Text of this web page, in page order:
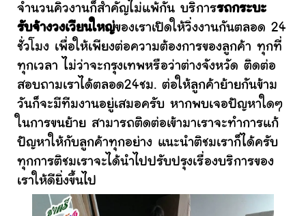
จำนวนคิวงานก็สำคัญไม่แพ้กัน บริการรถกระบะ
รับจ้างวงเวียนใหญ่ของเราเปิดให้วิ่งงานกันตลอด 24
ชั่วโมง เพื่อให้เพียงต่อความต้องการของลูกค้า ทุกที่
ทุกเวลา ไม่ว่าจะกรุงเทพหรือว่าต่างจังหวัด ติดต่อ
สอบถามเราได้ตลอด24ชม. ต่อให้ลูกค้าย้ายกันข้าม
วันก็จะมีทีมงานอยู่เสมอครับ หากพบเจอปัญหาใดๆ
ในการขนย้าย สามารถติดต่อเข้ามาเราจะทำการแก้
ปัญหาให้กับลูกค้าทุกอย่าง แนะนำติชมเราก็ได้ครับ
ทุกการติชมเราจะได้นำไปปรับปรุงเรื่องบริการของ
เราให้ดียิ่งขึ้นไป